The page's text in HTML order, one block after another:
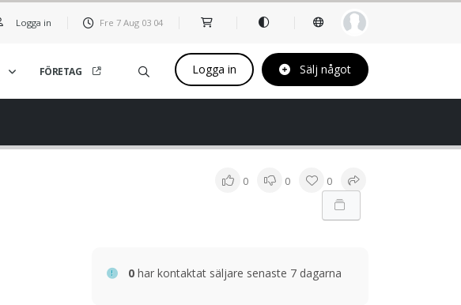
Logga in Fre 7 Aug 03 04
FÖRETAG Logga in Sälj något
0 0 0
0 har kontaktat säljare senaste 7 dagarna